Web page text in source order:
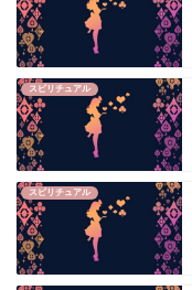
スピリチュアル
スピリチュアル